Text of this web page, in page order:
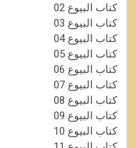
كتاب البيوع 02
كتاب البيوع 03
كتاب البيوع 04
كتاب البيوع 05
كتاب البيوع 06
كتاب البيوع 07
كتاب البيوع 08
كتاب البيوع 09
كتاب البيوع 10